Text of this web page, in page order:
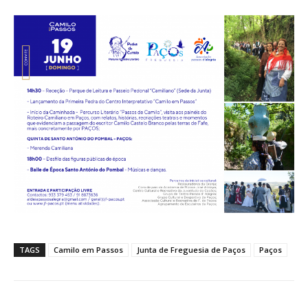
TAGS Camilo em Passos Junta de Freguesia de Paços Paços